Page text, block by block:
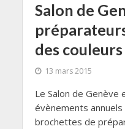
Salon de
des couleurs
13 mars 2015
Le Salon de Genève
évènements
brochettes de